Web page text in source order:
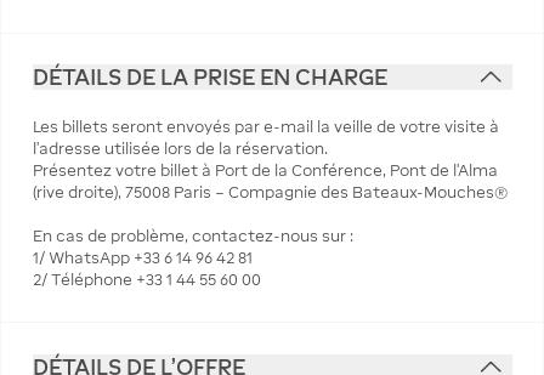
DÉTAILS DE LA PRISE EN CHARGE
Les billets seront envoyés par e-mail la veille de votre visite à
l'adresse utilisée lors de la réservation.
Présentez votre billet à Port de la Conférence, Pont de l’Alma
(rive droite), 75008 Paris – Compagnie des Bateaux-Mouches®
En cas de problème, contactez-nous sur :
1/ WhatsApp +33 6 14 96 42 81
2/ Téléphone +33 1 44 55 60 00
DÉTAILS DE L'OFFRE